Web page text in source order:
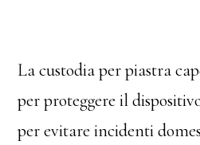
La custodia per piastra
per proteggere il
per evitare incidenti